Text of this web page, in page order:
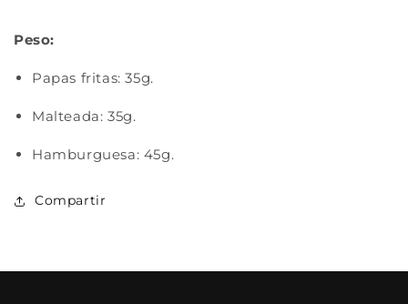
Peso:
Papas fritas: 35g.
Malteada: 35g.
Hamburguesa: 45g.
Compartir